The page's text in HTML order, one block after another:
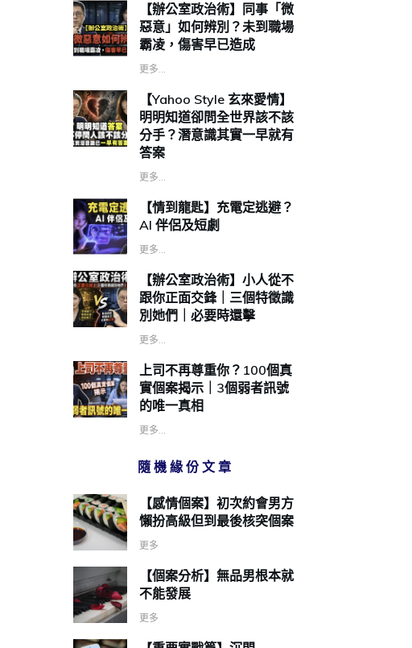
【辦公室政治術】同事「微
惡意」如何辨別？未到職場
霸凌，傷害早已造成
更多...
【Yahoo Style 玄來愛情】
明明知道卻問全世界該不該
分手？潛意識其實一早就有
答案
更多...
【情到龍匙】充電定逃避？
AI 伴侶及短劇
更多...
【辦公室政治術】小人從不
跟你正面交鋒｜三個特徵識
別她們｜必要時還擊
更多...
上司不再尊重你？100個真
實個案揭示｜3個弱者訊號
的唯一真相
更多...
隨機緣份文章
【感情個案】初次約會男方
懶扮高級但到最後核突個案
更多
【個案分析】無品男根本就
不能發展
更多